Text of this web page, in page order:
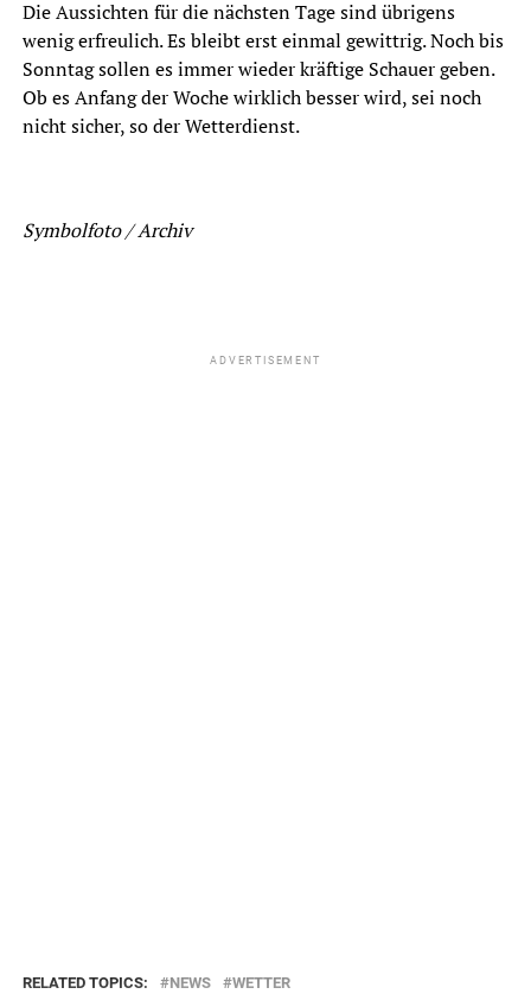
Die Aussichten für die nächsten Tage sind übrigens
wenig erfreulich. Es bleibt erst einmal gewittrig. Noch bis
Sonntag sollen es immer wieder kräftige Schauer geben.
Ob es Anfang der Woche wirklich besser wird, sei noch
nicht sicher, so der Wetterdienst.
Symbolfoto / Archiv
ADVERTISEMENT
RELATED TOPICS: NEWS WETTER